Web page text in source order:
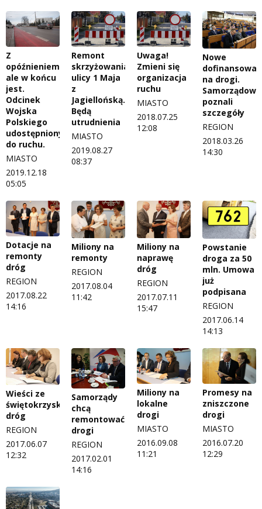
Z
opóźnieniem,
ale w końcu
jest.
Odcinek
Wojska
Polskiego
udostępniony
do ruchu.
MIASTO
2019.12.18
05:05
Remont
skrzyżowania
ulicy 1 Maja
z
Jagiellońską.
Będą
utrudnienia
MIASTO
2019.08.27
08:37
Uwaga!
Zmieni się
organizacja
ruchu
MIASTO
2018.07.25
12:08
Nowe
na drogi.
poznali
szczegóły
REGION
2018.03.26
14:30
Dotacje na
remonty
dróg
REGION
2017.08.22
14:16
Miliony na
remonty
REGION
2017.08.04
11:42
Miliony na
naprawę
dróg
REGION
2017.07.11
15:47
Powstanie
droga za 50
mln. Umowa
już
podpisana
REGION
2017.06.14
14:13
Wieści ze
świętokrzyskich
dróg
REGION
2017.06.07
12:32
Samorządy
chcą
remontować
drogi
REGION
2017.02.01
14:16
Miliony na
lokalne
drogi
MIASTO
2016.09.08
11:21
Promesy na
zniszczone
drogi
MIASTO
2016.07.20
12:29